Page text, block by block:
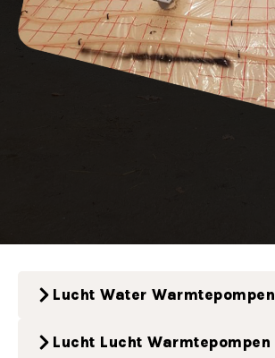
Lucht Water Warmtepompen
Lucht Lucht Warmtepompen